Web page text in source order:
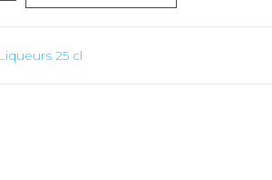
Liqueurs 25 cl